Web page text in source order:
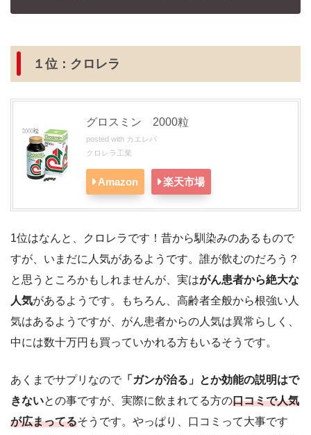
１位：クロレラ
グロスミン 2000粒
posted with カエレバ
クロレラ工業
Amazon 楽天市場
1位はなんと、クロレラです！昔から馴染みのあるもので
すが、いまだに人気があるようです。誰が飲むのだろう？
と思うところかもしれませんが、実はがん患者から絶大な
人気があるようです。もちろん、高齢者全般から根強い人
気はあるようですが、がん患者からの人気は異常らしく、
中には数十万円も買っていかれる方もいるそうです。
あくまでサプリなので 「ガンが治る」とか効能の説明はで
きないとの事ですが、実際に飲まれてる方の口コミで人気
が広まってるそうです。やっぱり、口コミって大事です